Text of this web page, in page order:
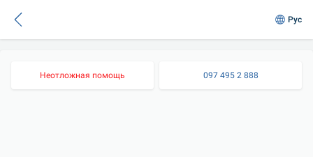
Рус
Неотложная помощь 097 495 2 888